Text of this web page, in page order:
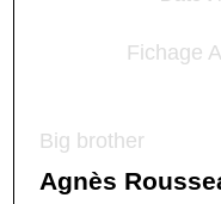
Fichage
Big brother
Agnès